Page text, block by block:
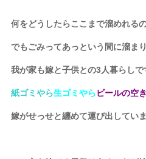
何をどうしたらここまで溜めれる
でもごみってあっという間に溜ま
我が家も嫁と子供との3人暮らしで
紙ゴミやら生ゴミやらビールの空
嫁がせっせと纏めて運び出してい